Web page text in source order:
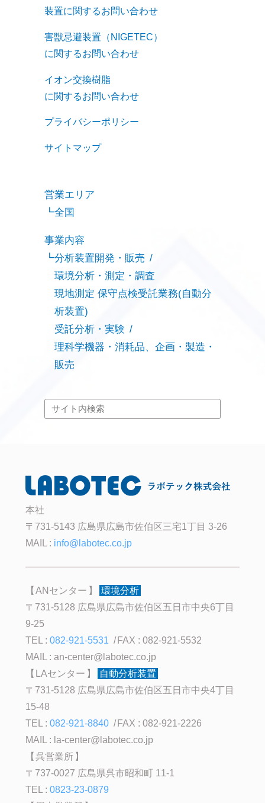
装置に関するお問い合わせ
害獣忌避装置（NIGETEC）
に関するお問い合わせ
イオン交換樹脂
に関するお問い合わせ
プライバシーポリシー
サイトマップ
営業エリア
全国
事業内容
分析装置開発・販売
環境分析・測定・調査
現地測定 保守点検受託業務(自動分
析装置)
受託分析・実験
理科学機器・消耗品、企画・製造・
販売
本社
〒731-5143 広島県広島市佐伯区三宅1丁目 3-26
MAIL : info@labotec.co.jp
ANセンター
環境分析
〒731-5128 広島県広島市佐伯区五日市中央6丁目
9-25
TEL :082-921-5531
FAX : 082-921-5532
MAIL :an-center@labotec.co.jp
LAセンター
自動分析装置
〒731-5128 広島県広島市佐伯区五日市中央4丁目
15-48
TEL :082-921-8840
FAX : 082-921-2226
MAIL : la-center@labotec.co.jp
呉営業所
〒737-0027 広島県呉市昭和町 11-1
TEL :0823-23-0879